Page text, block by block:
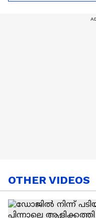
Nail Art | Trends
OTHER VIDEOS